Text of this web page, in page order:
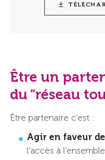
Être un
du “réseau
Être partenaire c’est :
Agir en faveur
l’accès à